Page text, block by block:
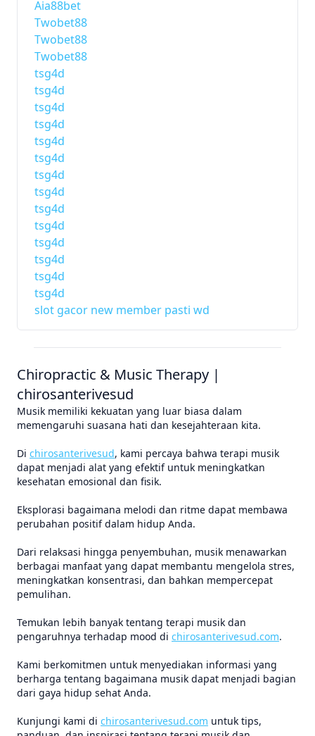
Aia88bet
Twobet88
Twobet88
Twobet88
tsg4d
tsg4d
tsg4d
tsg4d
tsg4d
tsg4d
tsg4d
tsg4d
tsg4d
tsg4d
tsg4d
tsg4d
tsg4d
tsg4d
slot gacor new member pasti wd
Chiropractic & Music Therapy |
chirosanterivesud
Musik memiliki kekuatan yang luar biasa dalam
memengaruhi suasana hati dan kesejahteraan kita.
Di chirosanterivesud, kami percaya bahwa terapi musik
dapat menjadi alat yang efektif untuk meningkatkan
kesehatan emosional dan fisik.
Eksplorasi bagaimana melodi dan ritme dapat membawa
perubahan positif dalam hidup Anda.
Dari relaksasi hingga penyembuhan, musik menawarkan
berbagai manfaat yang dapat membantu mengelola stres,
meningkatkan konsentrasi, dan bahkan mempercepat
pemulihan.
Temukan lebih banyak tentang terapi musik dan
pengaruhnya terhadap mood di chirosanterivesud.com.
Kami berkomitmen untuk menyediakan informasi yang
berharga tentang bagaimana musik dapat menjadi bagian
dari gaya hidup sehat Anda.
Kunjungi kami di chirosanterivesud.com untuk tips,